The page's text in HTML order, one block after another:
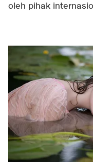
oleh pihak